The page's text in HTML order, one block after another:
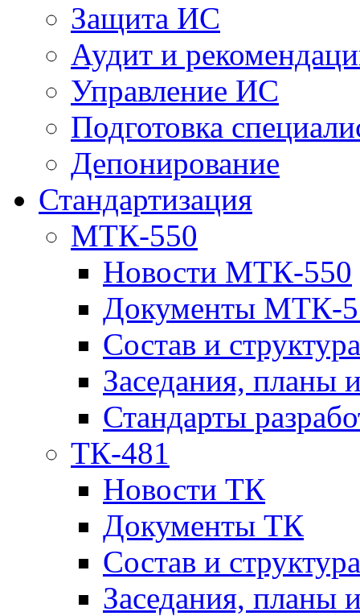
Защита ИС
Аудит и
Управление ИС
Подготовка
Депонирование
Стандартизация
МТК-550
Новости МТК-550
Документы МТК-
Состав и структура
Заседания, планы
Стандарты
ТК-481
Новости ТК
Документы ТК
Cостав и
Заседания, планы